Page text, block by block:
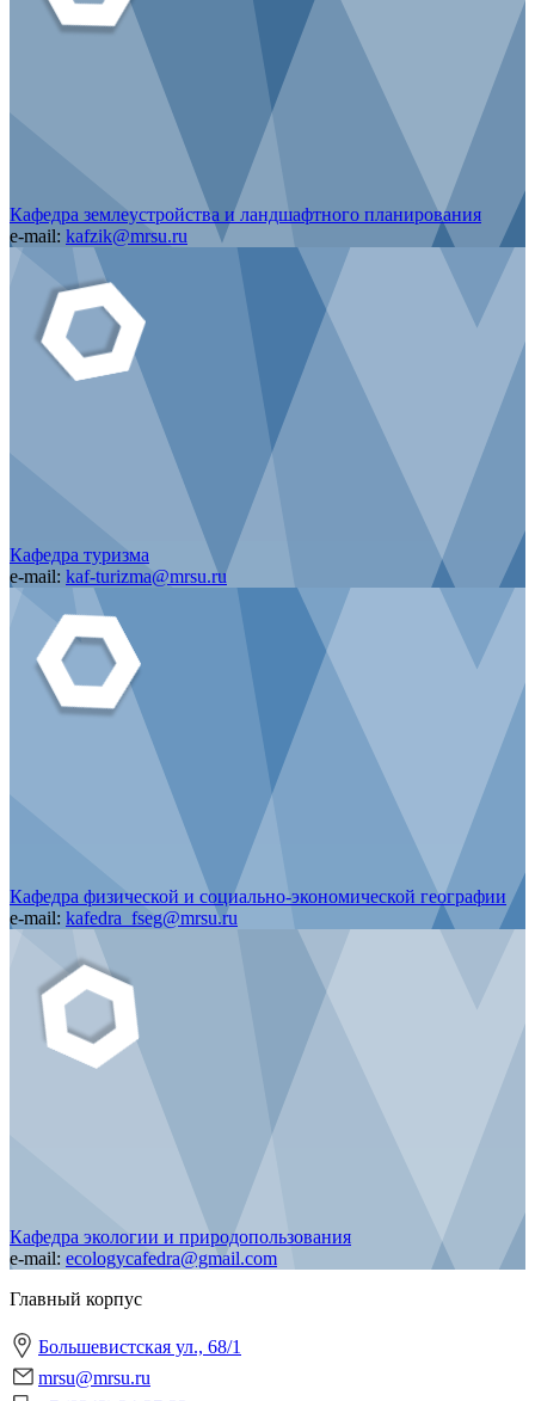
Кафедра землеустройства и ландшафтного планирования
e-mail: kafzik@mrsu.ru
Кафедра туризма
e-mail: kaf-turizma@mrsu.ru
Кафедра физической и социально-экономической географии
e-mail: kafedra_fseg@mrsu.ru
Кафедра экологии и природопользования
e-mail: ecologycafedra@gmail.com
Главный корпус
Большевистская ул., 68/1
mrsu@mrsu.ru